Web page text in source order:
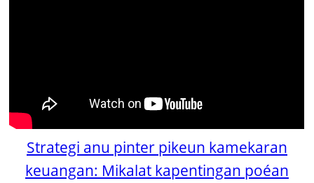
Strategi anu pinter pikeun kamekaran
keuangan: Mikalat kapentingan poéan